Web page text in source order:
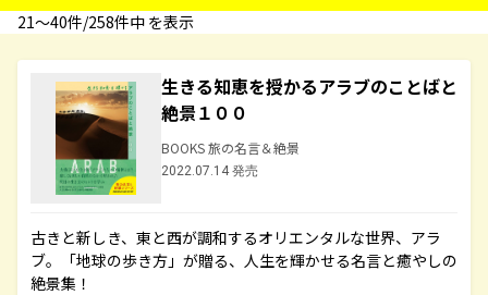
21〜40件/258件中 を表示
生きる知恵を授かるアラブのことばと
絶景１００
BOOKS 旅の名言＆絶景
2022.07.14 発売
古きと新しき、東と西が調和するオリエンタルな世界、アラ
ブ。「地球の歩き方」が贈る、人生を輝かせる名言と癒やしの
絶景集！